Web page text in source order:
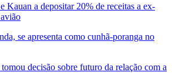
Kauan a depositar 20% de receitas a ex-
se apresenta como cunhã-poranga no
decisão sobre futuro da relação com a